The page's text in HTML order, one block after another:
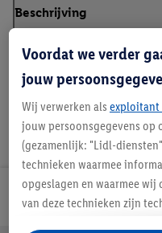
Beschrijving
Voordat we verder
jouw
Wij verwerken als exploitant
jouw persoonsgegevens op
(gezamenlijk: "Lidl-
technieken waarmee
opgeslagen en waarmee
van deze technieken zijn